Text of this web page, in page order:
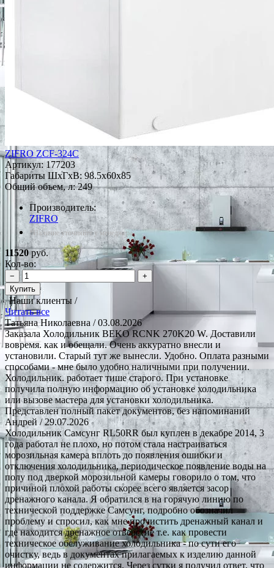
ZIFRO ZCF-324C
Артикул:177203
Габариты ШxГxВ: 98.5x60x85
Общий объем, л: 249
Производитель:
ZIFRO
*Наличие уточняйте у менеджера
11520руб.
Кол-во:
−
+
Купить
Наши клиенты /
Читать все
Татьяна Николаевна / 03.08.2026
Заказала Холодильник BEKO RCNK 270K20 W. Доставили
вовремя. как и обещали. Очень аккуратно внесли и
установили. Старый тут же вынесли. Удобно. Оплата разными
способами - мне было удобно наличными при получении.
Холодильник. работает тише старого. При установке
получила полную информацию об установке холодильника
или вызове мастера для установки холодильника.
Представлен полный пакет документов, без напоминаний
Андрей/ 29.07.2026
Холодильник Самсунг RL50RR был куплен в декабре 2014, 3
года работал не плохо, но потом стала настраиваться
морозильная камера вплоть до появления ошибки и
отключения холодильника, периодическое появление воды на
полу под дверкой морозильной камеры говорило о том, что
причиной плохой работы скорее всего является засор
дренажного канала. Я обратился в на горячую линию по
технической поддержке Самсунг, подробно обозначил
проблему и спросил, как мне прочистить дренажный канал и
где находится дренажное отверстие т.е. как провести
техническое обслуживание холодильника - по сути его
очистку, ведь в документах прилагаемых к изделию данной
информации не содержится. Через сутки я получил ответ, что